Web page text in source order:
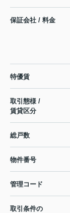
保証会社 / 料金
特優賃
取引態様 /
賃貸区分
総戸数
物件番号
管理コード
取引条件の